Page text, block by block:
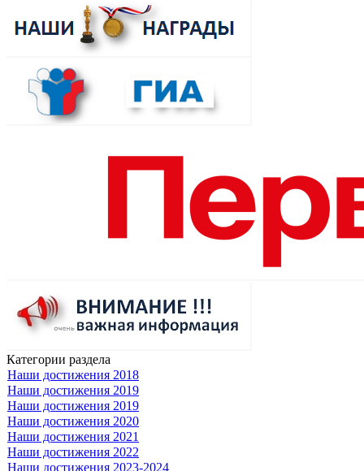
Категории раздела
Наши достижения 2018
Наши достижения 2019
Наши достижения 2019
Наши достижения 2020
Наши достижения 2021
Наши достижения 2022
Наши достижения 2023-2024